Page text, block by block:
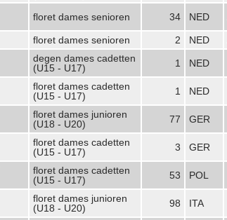
floret dames senioren 34 NED
floret dames senioren 2 NED
degen dames cadetten
(U15 - U17)
1 NED
floret dames cadetten
(U15 - U17)
1 NED
floret dames junioren
(U18 - U20)
77 GER
floret dames cadetten
(U15 - U17)
3 GER
floret dames cadetten
(U15 - U17)
53 POL
floret dames junioren
(U18 - U20)
98 ITA